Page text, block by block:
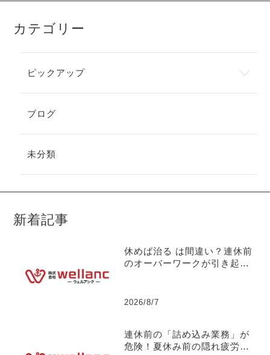
カテゴリー
ピックアップ
ブログ
未分類
新着記事
休めば治る は間違い？連休前
のオーバーワークが引き起こ
133
2026/8/7
連休前の「詰め込み業務」が
危険！夏休み前の隠れ疲労と